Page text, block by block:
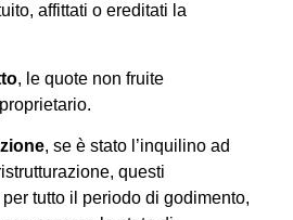
affittati o ereditati la
, le quote non fruite
, se è stato l’inquilino ad
questi
tutto il periodo di godimento,